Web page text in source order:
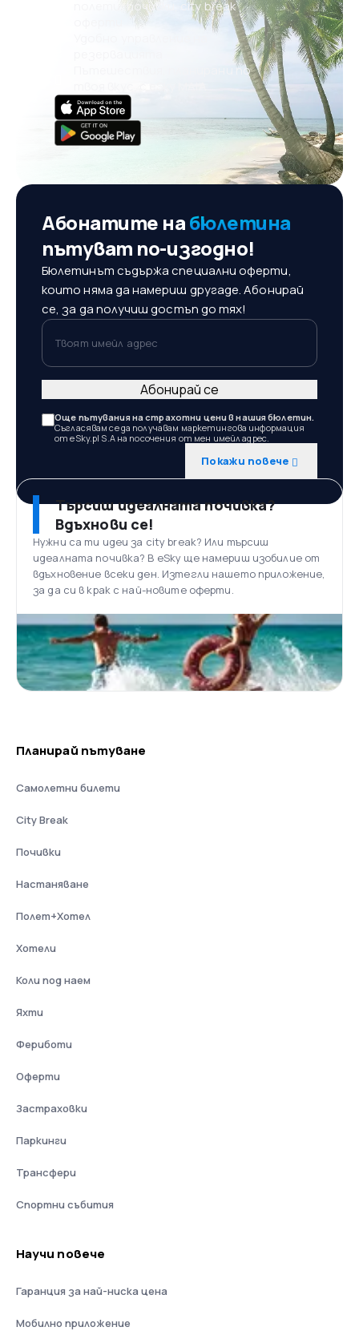
полети, почивки, city break
Пътешествия, планирани по
Абонатите набюлетина
пътуват по-изгодно!
Бюлетинът съдържа специални оферти,
които няма да намериш другаде. Абонирай
се, за да получиш достъп до тях!
Твоят имейл адрес
Още пътувания на страхотни цени в нашия бюлетин.
Съгласявам се да получавам маркетингова информация
от eSky.pl S.A на посочения от мен имейл адрес.
Покажи повече
Абонирай се
Търсиш идеалната почивка?
Вдъхнови се!
Нужни са ти идеи за city break? Или търсиш
идеалната почивка? В eSky ще намериш изобилие от
вдъхновение всеки ден. Изтегли нашето приложение,
за да си в крак с най-новите оферти.
Планирай пътуване
Самолетни билети
City Break
Почивки
Настаняване
Полет+Хотел
Хотели
Коли под наем
Яхти
Фериботи
Оферти
Застраховки
Паркинги
Трансфери
Спортни събития
Научи повече
Гаранция за най-ниска цена
Мобилно приложение